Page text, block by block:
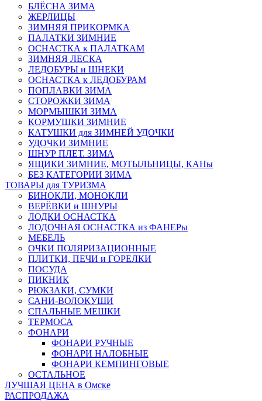
БЛЁСНА ЗИМА
ЖЕРЛИЦЫ
ЗИМНЯЯ ПРИКОРМКА
ПАЛАТКИ ЗИМНИЕ
ОСНАСТКА к ПАЛАТКАМ
ЗИМНЯЯ ЛЕСКА
ЛЕДОБУРЫ и ШНЕКИ
ОСНАСТКА к ЛЕДОБУРАМ
ПОПЛАВКИ ЗИМА
СТОРОЖКИ ЗИМА
МОРМЫШКИ ЗИМА
КОРМУШКИ ЗИМНИЕ
КАТУШКИ для ЗИМНЕЙ УДОЧКИ
УДОЧКИ ЗИМНИЕ
ШНУР ПЛЕТ. ЗИМА
ЯЩИКИ ЗИМНИЕ, МОТЫЛЬНИЦЫ, КАНы
БЕЗ КАТЕГОРИИ ЗИМА
ТОВАРЫ для ТУРИЗМА
БИНОКЛИ, МОНОКЛИ
ВЕРЁВКИ и ШНУРЫ
ЛОДКИ ОСНАСТКА
ЛОДОЧНАЯ ОСНАСТКА из ФАНЕРы
МЕБЕЛЬ
ОЧКИ ПОЛЯРИЗАЦИОННЫЕ
ПЛИТКИ, ПЕЧИ и ГОРЕЛКИ
ПОСУДА
ПИКНИК
РЮКЗАКИ, СУМКИ
САНИ-ВОЛОКУШИ
СПАЛЬНЫЕ МЕШКИ
ТЕРМОСА
ФОНАРИ
ФОНАРИ РУЧНЫЕ
ФОНАРИ НАЛОБНЫЕ
ФОНАРИ КЕМПИНГОВЫЕ
ОСТАЛЬНОЕ
ЛУЧШАЯ ЦЕНА в Омске
РАСПРОДАЖА